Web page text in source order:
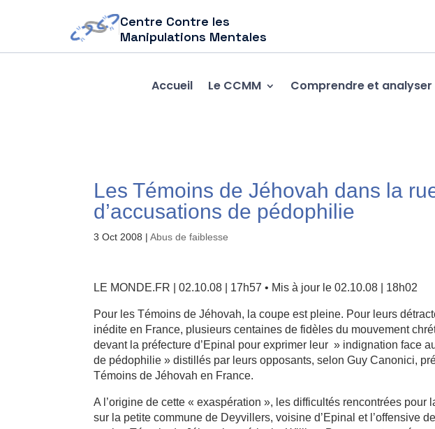
Centre Contre les
Manipulations Mentales
Accueil Le CCMM Comprendre et analyser
Les Témoins de Jéhovah dans la
d’accusations de pédophilie
3 Oct 2008 |Abus de faiblesse
LE MONDE.FR | 02.10.08 | 17h57 • Mis à jour le 02.10.08 | 18h02
Pour les Témoins de Jéhovah, la coupe est pleine. Pour leurs
inédite en France, plusieurs centaines de fidèles du mouvement
devant la préfecture d’Epinal pour exprimer leur » indignation face
de pédophilie » distillés par leurs opposants, selon Guy Canonici,
Témoins de Jéhovah en France.
A l’origine de cette « exaspération », les difficultés rencontrées pour
sur la petite commune de Deyvillers, voisine d’Epinal et l’offensive